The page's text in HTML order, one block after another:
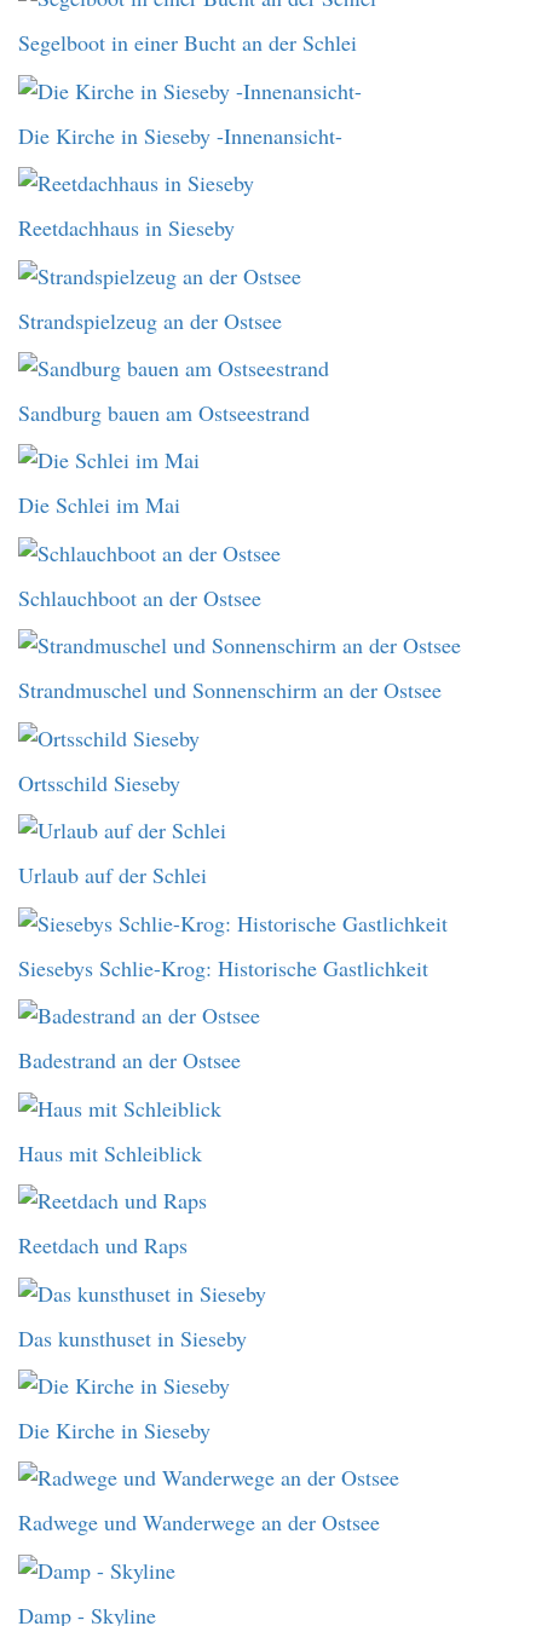
Segelboot in einer Bucht an der Schlei
Die Kirche in Sieseby -Innenansicht-
Reetdachhaus in Sieseby
Strandspielzeug an der Ostsee
Sandburg bauen am Ostseestrand
Die Schlei im Mai
Schlauchboot an der Ostsee
Strandmuschel und Sonnenschirm an der Ostsee
Ortsschild Sieseby
Urlaub auf der Schlei
Siesebys Schlie-Krog: Historische Gastlichkeit
Badestrand an der Ostsee
Haus mit Schleiblick
Reetdach und Raps
Das kunsthuset in Sieseby
Die Kirche in Sieseby
Radwege und Wanderwege an der Ostsee
Damp - Skyline